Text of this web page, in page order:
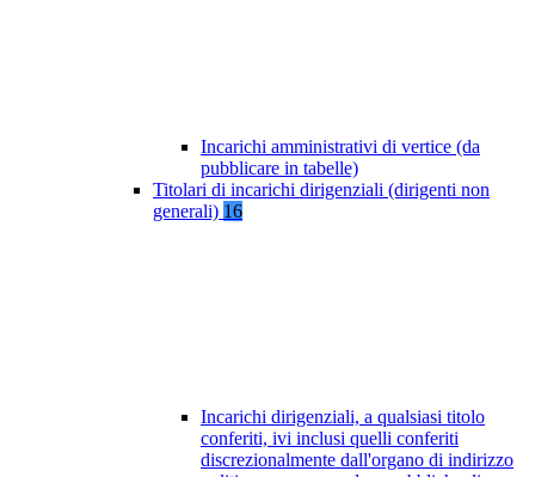
Incarichi amministrativi di vertice (da
pubblicare in tabelle)
Titolari di incarichi dirigenziali (dirigenti non
generali) 16
Incarichi dirigenziali, a qualsiasi titolo
conferiti, ivi inclusi quelli conferiti
discrezionalmente dall'organo di indirizzo